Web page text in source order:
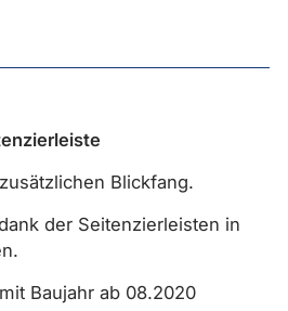
Blickfang.
der Seitenzierleisten in
Baujahr ab 08.2020